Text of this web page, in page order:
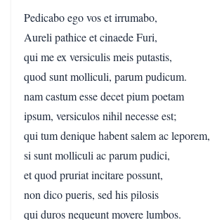
Pedicabo ego vos et irrumabo,
Aureli pathice et cinaede Furi,
qui me ex versiculis meis putastis,
quod sunt molliculi, parum pudicum.
nam castum esse decet pium poetam
ipsum, versiculos nihil necesse est;
qui tum denique habent salem ac leporem,
si sunt molliculi ac parum pudici,
et quod pruriat incitare possunt,
non dico pueris, sed his pilosis
qui duros nequeunt movere lumbos.